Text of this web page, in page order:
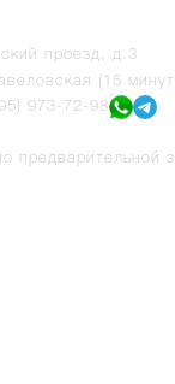
проезд, д.3
(15
973-72-98
предварительной